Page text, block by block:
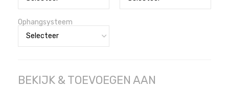
Ophangsysteem
BEKIJK & TOEVOEGEN AAN